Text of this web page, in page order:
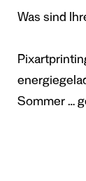
Was sind
Sommer …